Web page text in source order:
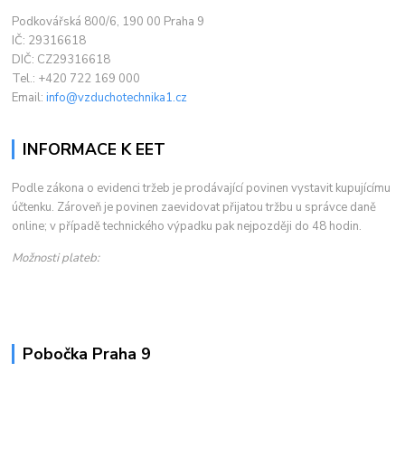
Podkovářská 800/6, 190 00 Praha 9
IČ: 29316618
DIČ: CZ29316618
Tel.: +420 722 169 000
Email:info@vzduchotechnika1.cz
INFORMACE K EET
Podle zákona o evidenci tržeb je prodávající povinen vystavit kupujícímu
účtenku. Zároveň je povinen zaevidovat přijatou tržbu u správce daně
online; v případě technického výpadku pak nejpozději do 48 hodin.
Možnosti plateb:
Pobočka Praha 9